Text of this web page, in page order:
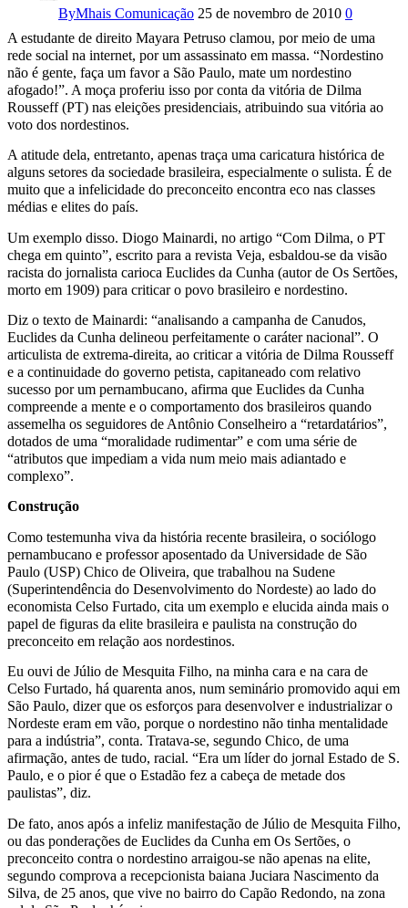
preconceito
contra
o
nordestino
ByMhais Comunicação 25 de novembro de 2010 0
A estudante de direito Mayara Petruso clamou, por meio de uma
rede social na internet, por um assassinato em massa. “Nordestino
não é gente, faça um favor a São Paulo, mate um nordestino
afogado!”. A moça proferiu isso por conta da vitória de Dilma
Rousseff (PT) nas eleições presidenciais, atribuindo sua vitória ao
voto dos nordestinos.
A atitude dela, entretanto, apenas traça uma caricatura histórica de
alguns setores da sociedade brasileira, especialmente o sulista. É de
muito que a infelicidade do preconceito encontra eco nas classes
médias e elites do país.
Um exemplo disso. Diogo Mainardi, no artigo “Com Dilma, o PT
chega em quinto”, escrito para a revista Veja, esbaldou-se da visão
racista do jornalista carioca Euclides da Cunha (autor de Os Sertões,
morto em 1909) para criticar o povo brasileiro e nordestino.
Diz o texto de Mainardi: “analisando a campanha de Canudos,
Euclides da Cunha delineou perfeitamente o caráter nacional”. O
articulista de extrema-direita, ao criticar a vitória de Dilma Rousseff
e a continuidade do governo petista, capitaneado com relativo
sucesso por um pernambucano, afirma que Euclides da Cunha
compreende a mente e o comportamento dos brasileiros quando
assemelha os seguidores de Antônio Conselheiro a “retardatários”,
dotados de uma “moralidade rudimentar” e com uma série de
“atributos que impediam a vida num meio mais adiantado e
complexo”.
Construção
Como testemunha viva da história recente brasileira, o sociólogo
pernambucano e professor aposentado da Universidade de São
Paulo (USP) Chico de Oliveira, que trabalhou na Sudene
(Superintendência do Desenvolvimento do Nordeste) ao lado do
economista Celso Furtado, cita um exemplo e elucida ainda mais o
papel de figuras da elite brasileira e paulista na construção do
preconceito em relação aos nordestinos.
Eu ouvi de Júlio de Mesquita Filho, na minha cara e na cara de
Celso Furtado, há quarenta anos, num seminário promovido aqui em
São Paulo, dizer que os esforços para desenvolver e industrializar o
Nordeste eram em vão, porque o nordestino não tinha mentalidade
para a indústria”, conta. Tratava-se, segundo Chico, de uma
afirmação, antes de tudo, racial. “Era um líder do jornal Estado de S.
Paulo, e o pior é que o Estadão fez a cabeça de metade dos
paulistas”, diz.
De fato, anos após a infeliz manifestação de Júlio de Mesquita Filho,
ou das ponderações de Euclides da Cunha em Os Sertões, o
preconceito contra o nordestino arraigou-se não apenas na elite,
segundo comprova a recepcionista baiana Juciara Nascimento da
Silva, de 25 anos, que vive no bairro do Capão Redondo, na zona